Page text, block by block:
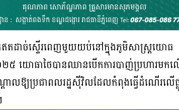
ឥតដាច់ស្ទើរពេញមួយយប់នៅក្នុងភូមិសាស្រ្តយោធ
៥ យោធាថៃបានឈានបើកការបាញ់ប្រហារមក
ាលឱ្យប្រជាពលរដ្ឋស៊ីវិលដែលកំពុងធ្វើដំណើរលើផ្